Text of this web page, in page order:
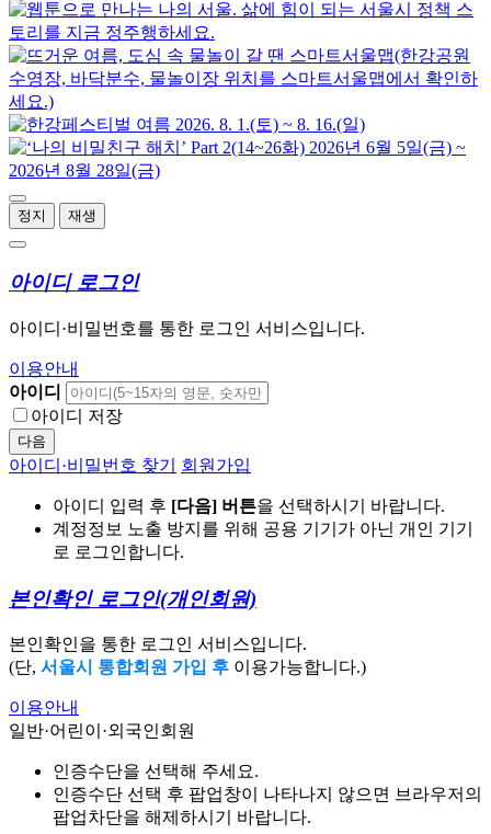
정지 재생
아이디 로그인
아이디·비밀번호를 통한 로그인 서비스입니다.
이용안내
아이디
아이디 저장
다음
아이디·비밀번호 찾기 회원가입
아이디 입력 후 [다음] 버튼을 선택하시기 바랍니다.
계정정보 노출 방지를 위해 공용 기기가 아닌 개인 기기
로 로그인합니다.
본인확인 로그인(개인회원)
본인확인을 통한 로그인 서비스입니다.
(단, 서울시 통합회원 가입 후 이용가능합니다.)
이용안내
일반·어린이·외국인회원
인증수단을 선택해 주세요.
인증수단 선택 후 팝업창이 나타나지 않으면 브라우저의
팝업차단을 해제하시기 바랍니다.